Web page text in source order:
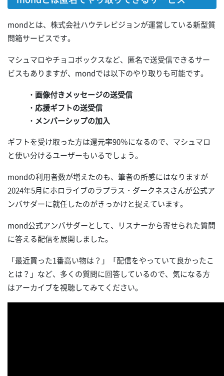
mondとは、株式会社ハウテレビジョンが運営している新型質
問箱サービスです。
マシュマロやチョコボックスなど、匿名で送受信できるサー
ビスもありますが、mondでは以下のやり取りも可能です。
・画像付きメッセージの送受信
・応援ギフトの送受信
・メンバーシップの加入
ギフトを受け取った方は還元率90％になるので、マシュマロ
と使い分けるユーザーもいるでしょう。
mondの利用者数が増えたのも、筆者の所感にはなりますが
2024年5月にホロライブのラプラス・ダークネスさんが公式ア
ンバサダーに就任したのがきっかけと捉えています。
mond公式アンバサダーとして、リスナーから寄せられた質問
に答える配信を展開しました。
「最近買った1番高い物は？」「配信をやっていて良かったこ
とは？」など、多くの質問に回答しているので、気になる方
はアーカイブを視聴してみてください。